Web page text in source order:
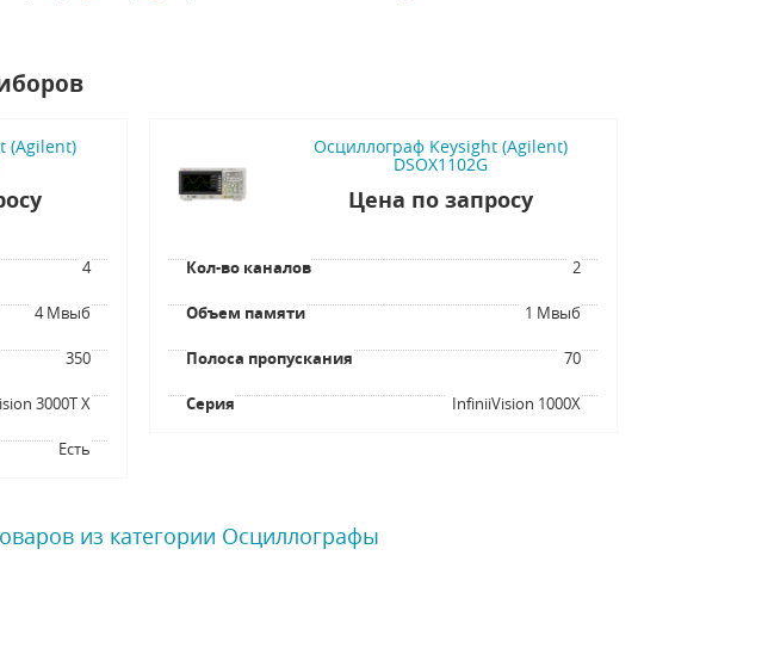
(Agilent)
4
4 Мвыб
350
3000T X
Есть
Осциллограф Keysight (Agilent)
DSOX1102G
Цена по запросу
Кол-во каналов 2
Объем памяти 1 Мвыб
Полоса пропускания 70
Серия InfiniiVision 1000X
из категории Осциллографы